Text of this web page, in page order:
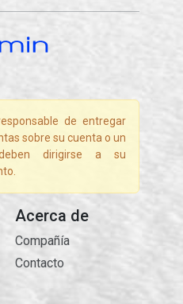
de entregar
sobre su cuenta o un
dirigirse a su
Acerca de
Compañía
Contacto